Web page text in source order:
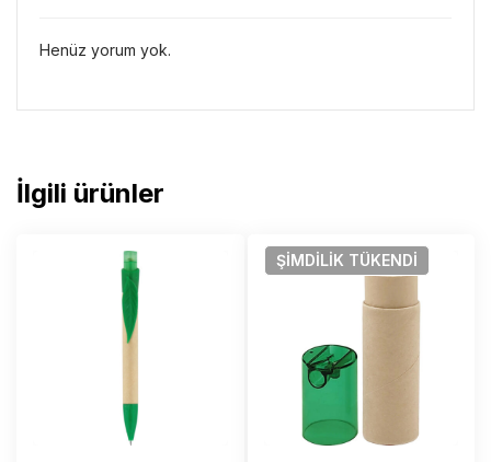
Henüz yorum yok.
İlgili ürünler
ŞIMDILIK TÜKENDI